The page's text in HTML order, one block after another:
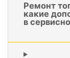
Ремонт
какие
в